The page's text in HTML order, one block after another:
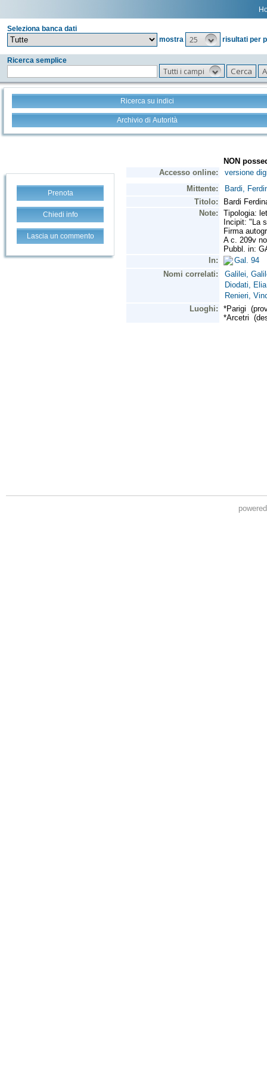
Seleziona banca dati
mostra
25 risultati per
Ricerca semplice
Tutti i campi
Ricerca su indici
Archivio di Autorità
Prenota
Chiedi info
Lascia un commento